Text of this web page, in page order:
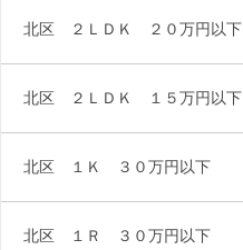
北区 ２ＬＤＫ ２０万円以下
北区 ２ＬＤＫ １５万円以下
北区 １Ｋ ３０万円以下
北区 １Ｒ ３０万円以下